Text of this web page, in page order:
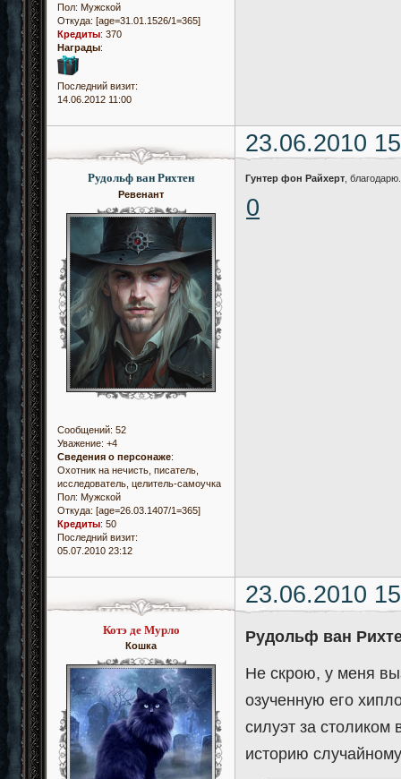
Пол: Мужской
Откуда: [age=31.01.1526/1=365]
Кредиты: 370
Награды:
Последний визит:
14.06.2012 11:00
23.06.2010
Рудольф ван Рихтен
Ревенант
Сообщений: 52
Уважение: +4
Сведения о персонаже:
Охотник на нечисть, писатель,
исследователь, целитель-самоучка
Пол: Мужской
Откуда: [age=26.03.1407/1=365]
Кредиты: 50
Последний визит:
05.07.2010 23:12
Гунтер фон Райхерт,
0
23.06.2010
Котэ де Мурло
Кошка
Рудольф ван
Не скрою, у меня
озученную его
силуэт за
историю